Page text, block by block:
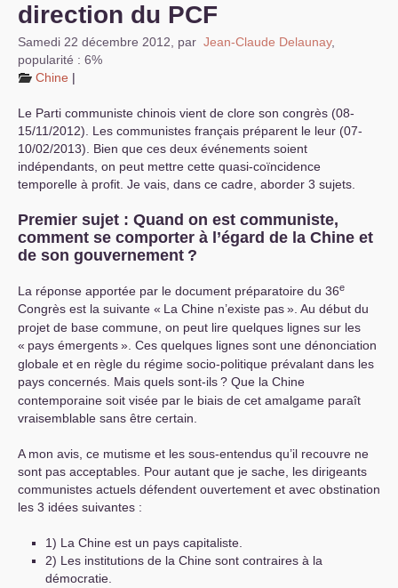
direction du PCF
Samedi 22 décembre 2012 par Jean-Claude Delaunay,
popularité : 6%
Chine |
Le Parti communiste chinois vient de clore son congrès (08-
15/11/2012). Les communistes français préparent le leur (07-
10/02/2013). Bien que ces deux événements soient
indépendants, on peut mettre cette quasi-coïncidence
temporelle à profit. Je vais, dans ce cadre, aborder 3 sujets.
Premier sujet : Quand on est communiste,
comment se comporter à l’égard de la Chine et
de son gouvernement ?
La réponse apportée par le document préparatoire du 36e
Congrès est la suivante « La Chine n’existe pas». Au début du
projet de base commune, on peut lire quelques lignes sur les
« pays émergents». Ces quelques lignes sont une dénonciation
globale et en règle du régime socio-politique prévalant dans les
pays concernés. Mais quels sont-ils? Que la Chine
contemporaine soit visée par le biais de cet amalgame paraît
vraisemblable sans être certain.
A mon avis, ce mutisme et les sous-entendus qu’il recouvre ne
sont pas acceptables. Pour autant que je sache, les dirigeants
communistes actuels défendent ouvertement et avec obstination
les 3 idées suivantes :
1) La Chine est un pays capitaliste.
2) Les institutions de la Chine sont contraires à la
démocratie.